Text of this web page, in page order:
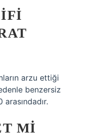
arzu ettiği
benzersiz
MI